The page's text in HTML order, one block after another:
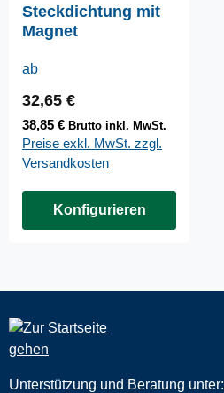
Steckdichtung mit
Magnet
ab
Regulärer Preis:
32,65 €
38,85 € Brutto inkl. MwSt.
Preise exkl. MwSt. zzgl.
Versandkosten
Konfigurieren
Unterstützung und Beratung unter: